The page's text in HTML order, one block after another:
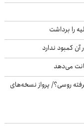
را برداشت
کمبود ندارد
می‌دهد
روسی؟/ پرواز نسخه‌های